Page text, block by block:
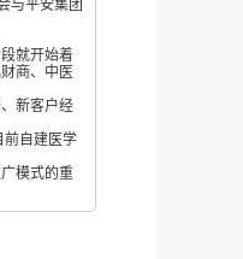
与平安集团
就开始着
商、中医
新客户经
前自建医学
模式的重